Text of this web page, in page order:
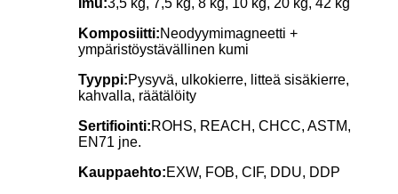
Imu:3,5 kg, 7,5 kg, 8 kg, 10 kg, 20 kg, 42 kg
Komposiitti:Neodyymimagneetti +
ympäristöystävällinen kumi
Tyyppi:Pysyvä, ulkokierre, litteä sisäkierre,
kahvalla, räätälöity
Sertifiointi:ROHS, REACH, CHCC, ASTM,
EN71 jne.
Kauppaehto:EXW, FOB, CIF, DDU, DDP